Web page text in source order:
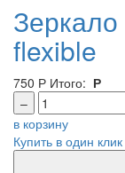
Зеркало
flexible
750 Р Итого: Р
–
в корзину
Купить в один клик